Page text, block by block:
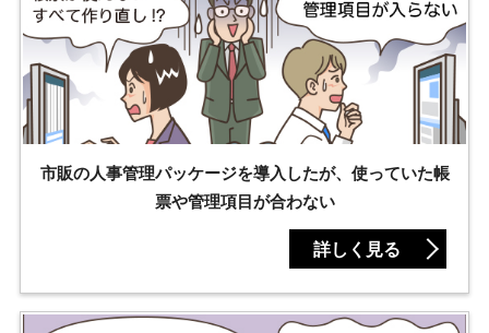
市販の人事管理パッケージを導入したが、使っていた帳
票や管理項目が合わない
詳しく見る